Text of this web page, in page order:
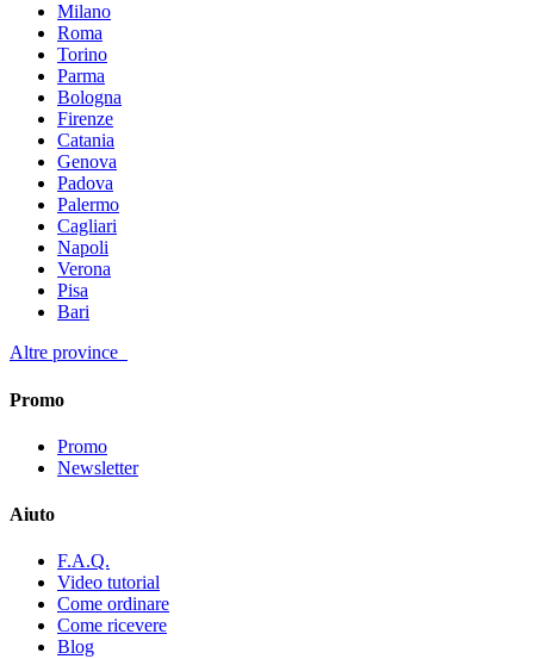
Milano
Roma
Torino
Parma
Bologna
Firenze
Catania
Genova
Padova
Palermo
Cagliari
Napoli
Verona
Pisa
Bari
Altre province
Promo
Promo
Newsletter
Aiuto
F.A.Q.
Video tutorial
Come ordinare
Come ricevere
Blog